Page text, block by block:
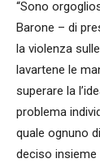
“Sono
Barone – di
la violenza
lavartene le
superare la
problema
quale ognuno
deciso insieme